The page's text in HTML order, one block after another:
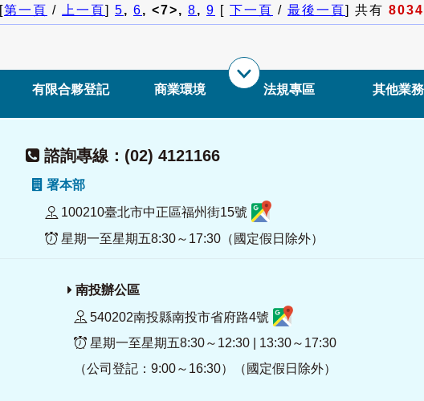
[第一頁 / 上一頁] 5, 6, <7>, 8, 9 [ 下一頁 / 最後一頁] 共有 8034
有限合夥登記 商業環境 法規專區 其他業務
諮詢專線：(02) 4121166
署本部
100210臺北市中正區福州街15號
星期一至星期五8:30～17:30（國定假日除外）
南投辦公區
540202南投縣南投市省府路4號
星期一至星期五8:30～12:30 | 13:30～17:30
（公司登記：9:00～16:30）（國定假日除外）